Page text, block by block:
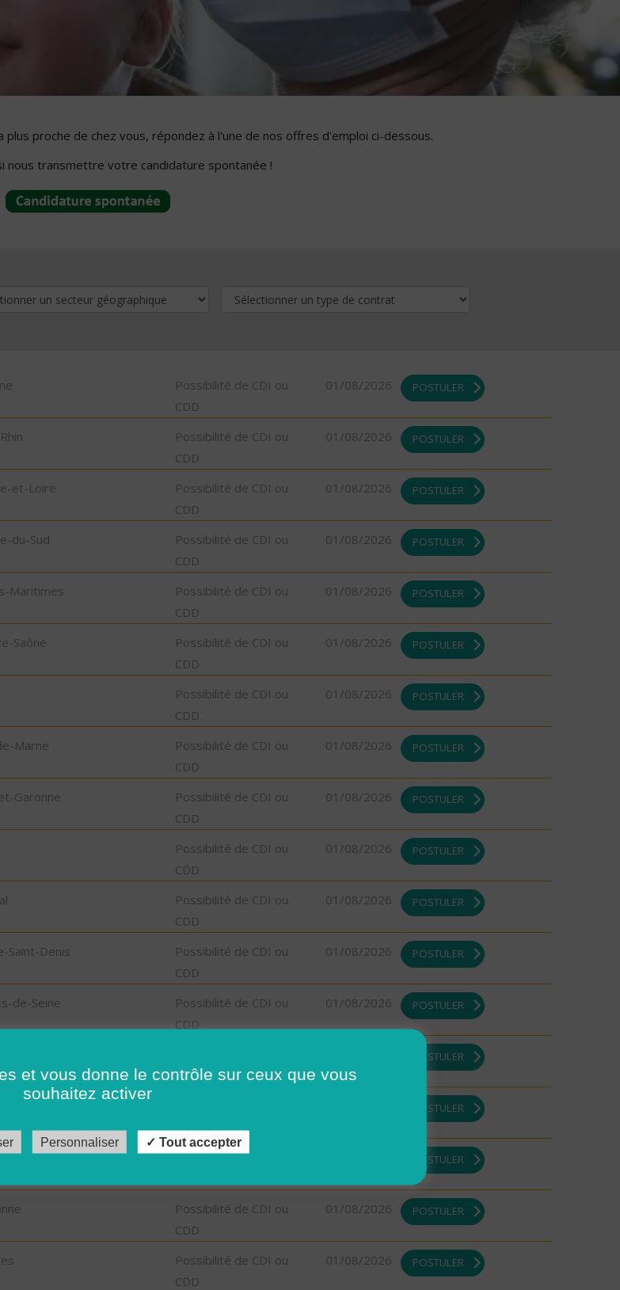
proche de chez vous, répondez à l'une de nos offres d'emploi ci-dessous.
nous transmettre votre candidature spontanée !
Possibilité de CDI ou
CDD
01/08/2026 POSTULER
Possibilité de CDI ou
CDD
01/08/2026 POSTULER
et-Loire
Possibilité de CDI ou
CDD
01/08/2026 POSTULER
du-Sud
Possibilité de CDI ou
CDD
01/08/2026 POSTULER
Maritimes
Possibilité de CDI ou
CDD
01/08/2026 POSTULER
Saône
Possibilité de CDI ou
CDD
01/08/2026 POSTULER
Possibilité de CDI ou
CDD
01/08/2026 POSTULER
Marne
Possibilité de CDI ou
CDD
01/08/2026 POSTULER
Garonne
Possibilité de CDI ou
CDD
01/08/2026 POSTULER
Possibilité de CDI ou
CDD
01/08/2026 POSTULER
Possibilité de CDI ou
CDD
01/08/2026 POSTULER
Saint-Denis
Possibilité de CDI ou
CDD
01/08/2026 POSTULER
de-Seine
Possibilité de CDI ou
CDD
01/08/2026 POSTULER
CDD
POSTULER
CDD
POSTULER
Possibilité de CDI ou
POSTULER
Possibilité de CDI ou
CDD
01/08/2026 POSTULER
Possibilité de CDI ou
CDD
01/08/2026 POSTULER
et vous donne le contrôle sur ceux que vous
souhaitez activer
Personnaliser Tout accepter